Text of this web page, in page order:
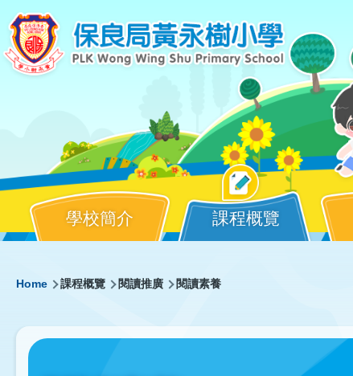
Skip to main content
navigation
學校簡介 課程概覽
Breadcrumb
Home 課程概覽 閱讀推廣 閱讀素養